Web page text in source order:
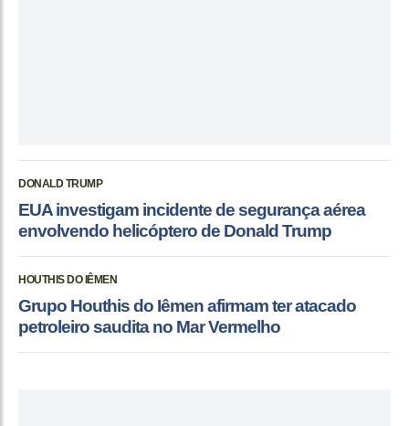
DONALD TRUMP
EUA investigam incidente de segurança aérea
envolvendo helicóptero de Donald Trump
HOUTHIS DO IÊMEN
Grupo Houthis do Iêmen afirmam ter atacado
petroleiro saudita no Mar Vermelho